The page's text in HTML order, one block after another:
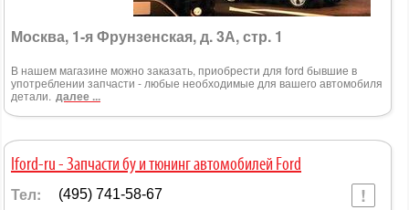
Москва, 1-я Фрунзенская, д. 3А, стр. 1
В нашем магазине можно заказать, приобрести для ford бывшие в
употреблении запчасти - любые необходимые для вашего автомобиля
детали. далее ...
Iford-ru - Запчасти бу и тюнинг автомобилей Ford
Тел: (495) 741-58-67